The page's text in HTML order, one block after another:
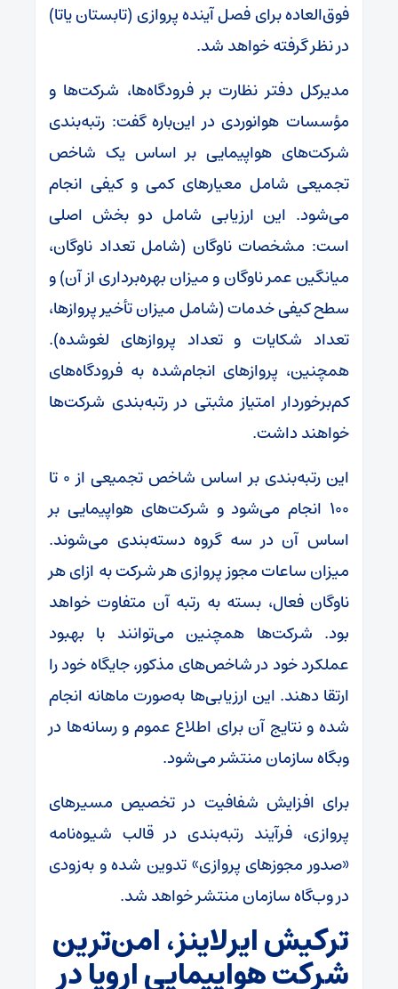
فوق‌العاده برای فصل آینده پروازی (تابستان یاتا)
در نظر گرفته خواهد شد.
مدیرکل دفتر نظارت بر فرودگاه‌ها، شرکت‌ها و
مؤسسات هوانوردی در این‌باره گفت: رتبه‌بندی
شرکت‌های هواپیمایی بر اساس یک شاخص
تجمیعی شامل معیارهای کمی و کیفی انجام
می‌شود. این ارزیابی شامل دو بخش اصلی
است: مشخصات ناوگان (شامل تعداد ناوگان،
میانگین عمر ناوگان و میزان بهره‌برداری از آن) و
سطح کیفی خدمات (شامل میزان تأخیر پروازها،
تعداد شکایات و تعداد پروازهای لغو‌شده).
همچنین، پروازهای انجام‌شده به فرودگاه‌های
کم‌برخوردار امتیاز مثبتی در رتبه‌بندی شرکت‌ها
خواهند داشت.
این رتبه‌بندی بر اساس شاخص تجمیعی از ۰ تا
۱۰۰ انجام می‌شود و شرکت‌های هواپیمایی بر
اساس آن در سه گروه دسته‌بندی می‌شوند.
میزان ساعات مجوز پروازی هر شرکت به ازای هر
ناوگان فعال، بسته به رتبه آن متفاوت خواهد
بود. شرکت‌ها همچنین می‌توانند با بهبود
عملکرد خود در شاخص‌های مذکور، جایگاه خود را
ارتقا دهند. این ارزیابی‌ها به‌صورت ماهانه انجام
شده و نتایج آن برای اطلاع عموم و رسانه‌ها در
وبگاه سازمان منتشر می‌شود.
برای افزایش شفافیت در تخصیص مسیرهای
پروازی، فرآیند رتبه‌بندی در قالب شیوه‌نامه
«صدور مجوزهای پروازی» تدوین شده و به‌زودی
در وب‌گاه سازمان منتشر خواهد شد.
ترکیش ایرلاینز، امن‌ترین
شرکت هواپیمایی اروپا در